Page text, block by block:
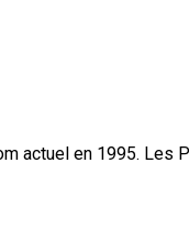
actuel en 1995. Les